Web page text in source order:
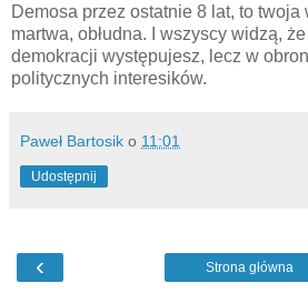
Demosa przez ostatnie 8 lat, to
martwa, obłudna. I wszyscy widzą,
demokracji występujesz, lecz w
politycznych interesików.
Paweł Bartosik o 11:01
Udostępnij
‹ Strona główna